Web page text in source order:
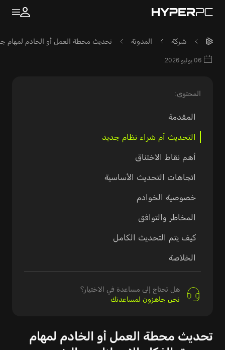
شركة المدونة تحديث محطة العمل أو الخادم لمهام
المحتوى:
المقدمة
التحديث أم شراء نظام جديد
أهم نقاط الاختناق
اتجاهات التحديث الأساسية
خصوصية الخوادم
المخاطر والتوافق
كيف يتم التحديث الكامل
الخلاصة
هل تحتاج إلى مساعدة في الاختيار؟
نحن جاهزون لمساعدتك
تحديث محطة العمل أو الخادم لمهام